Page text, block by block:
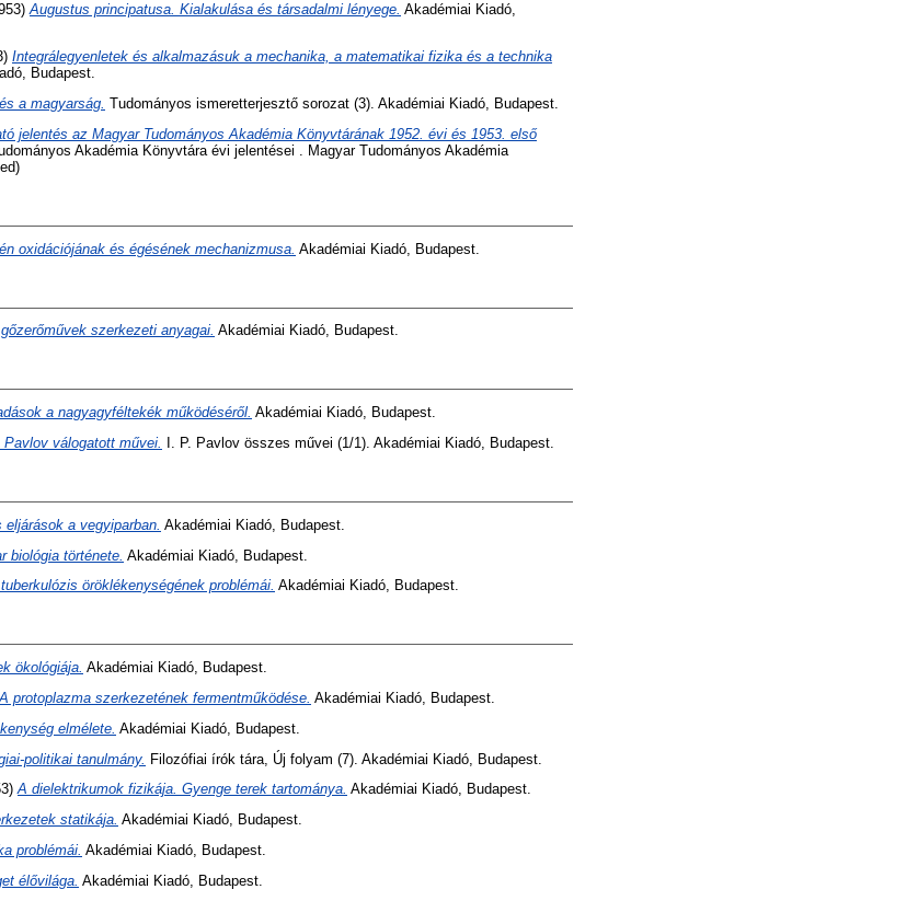
Augustus principatusa. Kialakulása és társadalmi lényege. Akadémiai Kiadó,
Integrálegyenletek és alkalmazásuk a mechanika, a matematikai fizika és a technika
Budapest.
a magyarság. Tudományos ismeretterjesztő sorozat (3). Akadémiai Kiadó, Budapest.
jelentés az Magyar Tudományos Akadémia Könyvtárának 1952. évi és 1953. első
Akadémia Könyvtára évi jelentései . Magyar Tudományos Akadémia
oxidációjának és égésének mechanizmusa. Akadémiai Kiadó, Budapest.
szerkezeti anyagai. Akadémiai Kiadó, Budapest.
a nagyagyféltekék működéséről. Akadémiai Kiadó, Budapest.
Pavlov válogatott művei. I. P. Pavlov összes művei (1/1). Akadémiai Kiadó, Budapest.
a vegyiparban. Akadémiai Kiadó, Budapest.
biológia története. Akadémiai Kiadó, Budapest.
öröklékenységének problémái. Akadémiai Kiadó, Budapest.
ökológiája. Akadémiai Kiadó, Budapest.
A protoplazma szerkezetének fermentműködése. Akadémiai Kiadó, Budapest.
elmélete. Akadémiai Kiadó, Budapest.
politikai tanulmány. Filozófiai írók tára, Új folyam (7). Akadémiai Kiadó, Budapest.
A dielektrikumok fizikája. Gyenge terek tartománya. Akadémiai Kiadó, Budapest.
statikája. Akadémiai Kiadó, Budapest.
problémái. Akadémiai Kiadó, Budapest.
élővilága. Akadémiai Kiadó, Budapest.